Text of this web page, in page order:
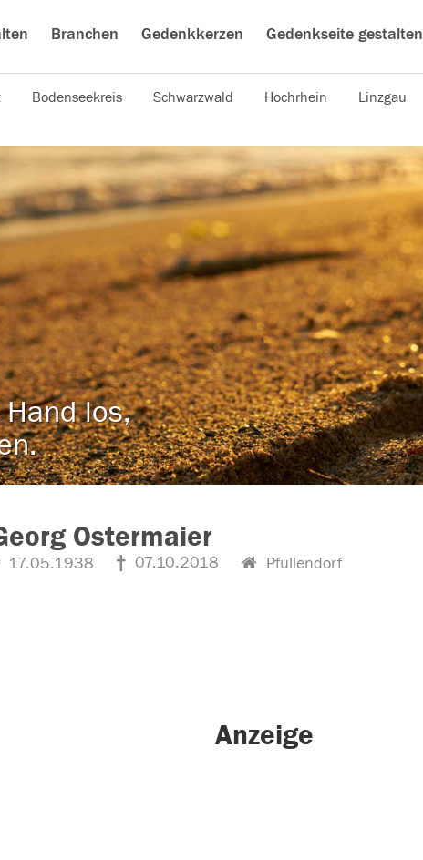
Branchen Gedenkkerzen Gedenkseite gestalten
Bodenseekreis Schwarzwald Hochrhein Linzgau
los,
Ostermaier
17.05.1938 07.10.2018 Pfullendorf
Anzeige